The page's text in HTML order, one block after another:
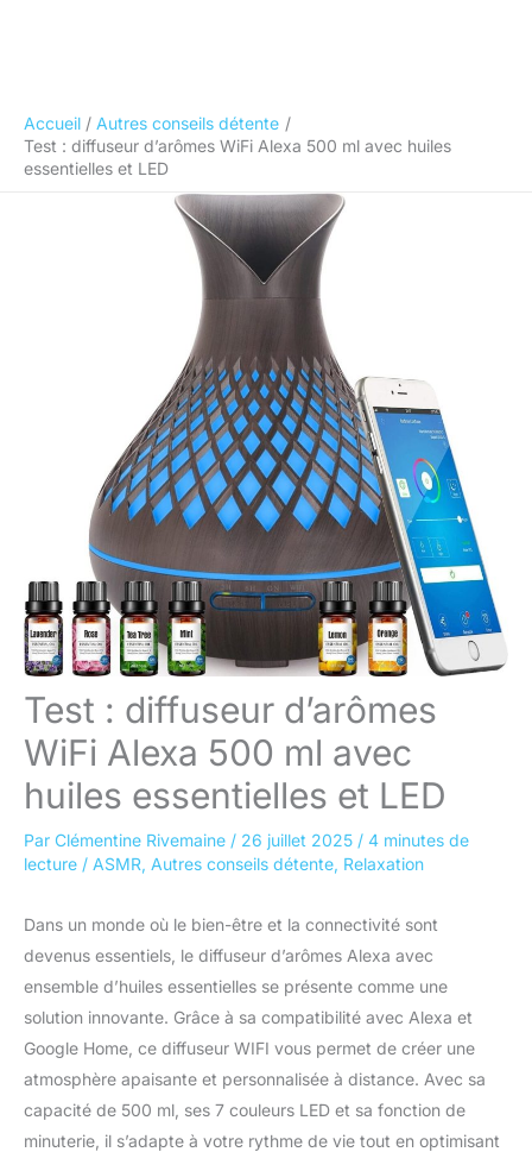
Accueil
Autres conseils détente
Test : diffuseur d’arômes WiFi Alexa 500 ml avec huiles
essentielles et LED
Test : diffuseur d’arômes
WiFi Alexa 500 ml avec
huiles essentielles et LED
Par Clémentine Rivemaine / 26 juillet 2025 / 4 minutes de
lecture / ASMR, Autres conseils détente, Relaxation
Dans un monde où le bien-être et la connectivité sont
devenus essentiels, le diffuseur d’arômes Alexa avec
ensemble d’huiles essentielles se présente comme une
solution innovante. Grâce à sa compatibilité avec Alexa et
Google Home, ce diffuseur WIFI vous permet de créer une
atmosphère apaisante et personnalisée à distance. Avec sa
capacité de 500 ml, ses 7 couleurs LED et sa fonction de
minuterie, il s’adapte à votre rythme de vie tout en optimisant